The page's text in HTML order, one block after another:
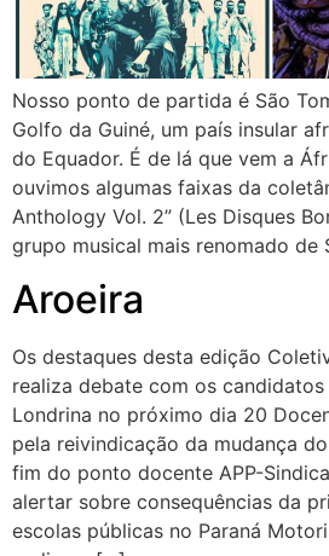
Nosso ponto de partida é São
Golfo da Guiné, um país insular
do Equador. É de lá que vem a
ouvimos algumas faixas da
Anthology Vol. 2” (Les Disques
grupo musical mais renomado de
Aroeira
Os destaques desta edição
realiza debate com os
Londrina no próximo dia 20
pela reivindicação da mudança
fim do ponto docente APP-
alertar sobre consequências da
escolas públicas no Paraná